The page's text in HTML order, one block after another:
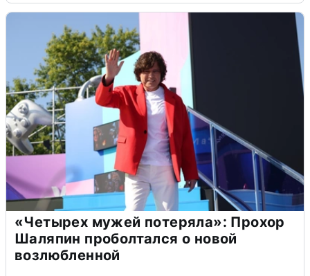
«Четырех мужей потеряла»: Прохор
Шаляпин проболтался о новой
возлюбленной